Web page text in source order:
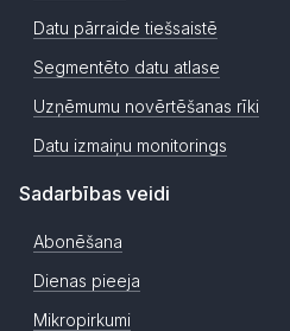
Datu pārraide tiešsaistē
Segmentēto datu atlase
Uzņēmumu novērtēšanas rīki
Datu izmaiņu monitorings
Sadarbības veidi
Abonēšana
Dienas pieeja
Mikropirkumi